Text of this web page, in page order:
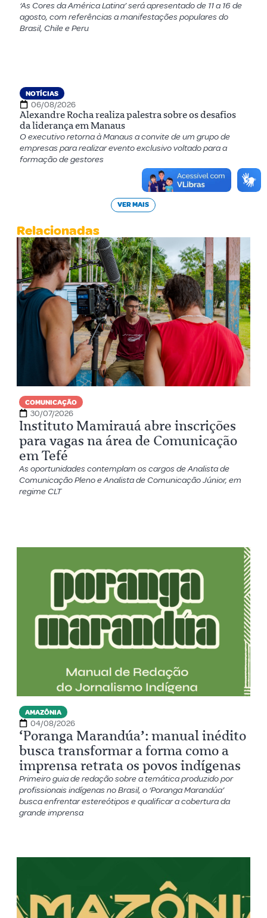
‘As Cores da América Latina’ será apresentado de 11 a 16 de
agosto, com referências a manifestações populares do
Brasil, Chile e Peru
NOTÍCIAS
06/08/2026
Alexandre Rocha realiza palestra sobre os desafios
da liderança em Manaus
O executivo retorna à Manaus a convite de um grupo de
empresas para realizar evento exclusivo voltado para a
formação de gestores
VER MAIS
Relacionadas
COMUNICAÇÃO
30/07/2026
Instituto Mamirauá abre inscrições
para vagas na área de Comunicação
em Tefé
As oportunidades contemplam os cargos de Analista de
Comunicação Pleno e Analista de Comunicação Júnior, em
regime CLT
AMAZÔNIA
04/08/2026
‘Poranga Marandúa’: manual inédito
busca transformar a forma como a
imprensa retrata os povos indígenas
Primeiro guia de redação sobre a temática produzido por
profissionais indígenas no Brasil, o ‘Poranga Marandúa’
busca enfrentar estereótipos e qualificar a cobertura da
grande imprensa